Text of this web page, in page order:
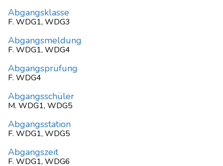
Abgangsklasse
F. WDG1, WDG3
Abgangsmeldung
F. WDG1, WDG4
Abgangsprüfung
F. WDG4
Abgangsschüler
M. WDG1, WDG5
Abgangsstation
F. WDG1, WDG5
Abgangszeit
F. WDG1, WDG6